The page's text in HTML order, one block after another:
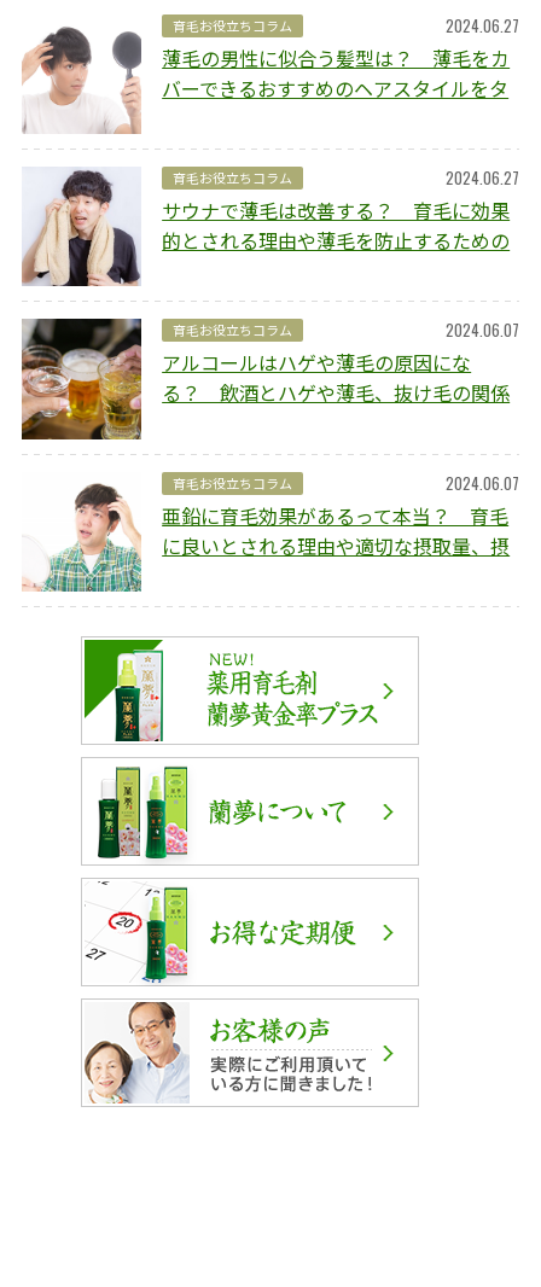
育毛お役立ちコラム 2024.06.27
薄毛の男性に似合う髪型は？ 薄毛をカ
バーできるおすすめのヘアスタイルをタ
育毛お役立ちコラム 2024.06.27
サウナで薄毛は改善する？ 育毛に効果
的とされる理由や薄毛を防止するための
育毛お役立ちコラム 2024.06.07
アルコールはハゲや薄毛の原因にな
る？ 飲酒とハゲや薄毛、抜け毛の関係
育毛お役立ちコラム 2024.06.07
亜鉛に育毛効果があるって本当？ 育毛
に良いとされる理由や適切な摂取量、摂